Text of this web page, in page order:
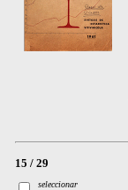
15 / 29
seleccionar